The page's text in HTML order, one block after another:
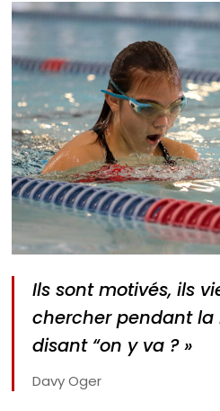
Ils sont motivés, ils
chercher pendant
disant “on y va ? »
Davy Oger